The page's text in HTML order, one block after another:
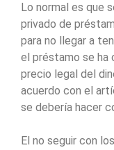
Lo normal es que
privado de
para no llegar a
el préstamo se ha
precio legal del
acuerdo con el
se debería hacer
El no seguir con